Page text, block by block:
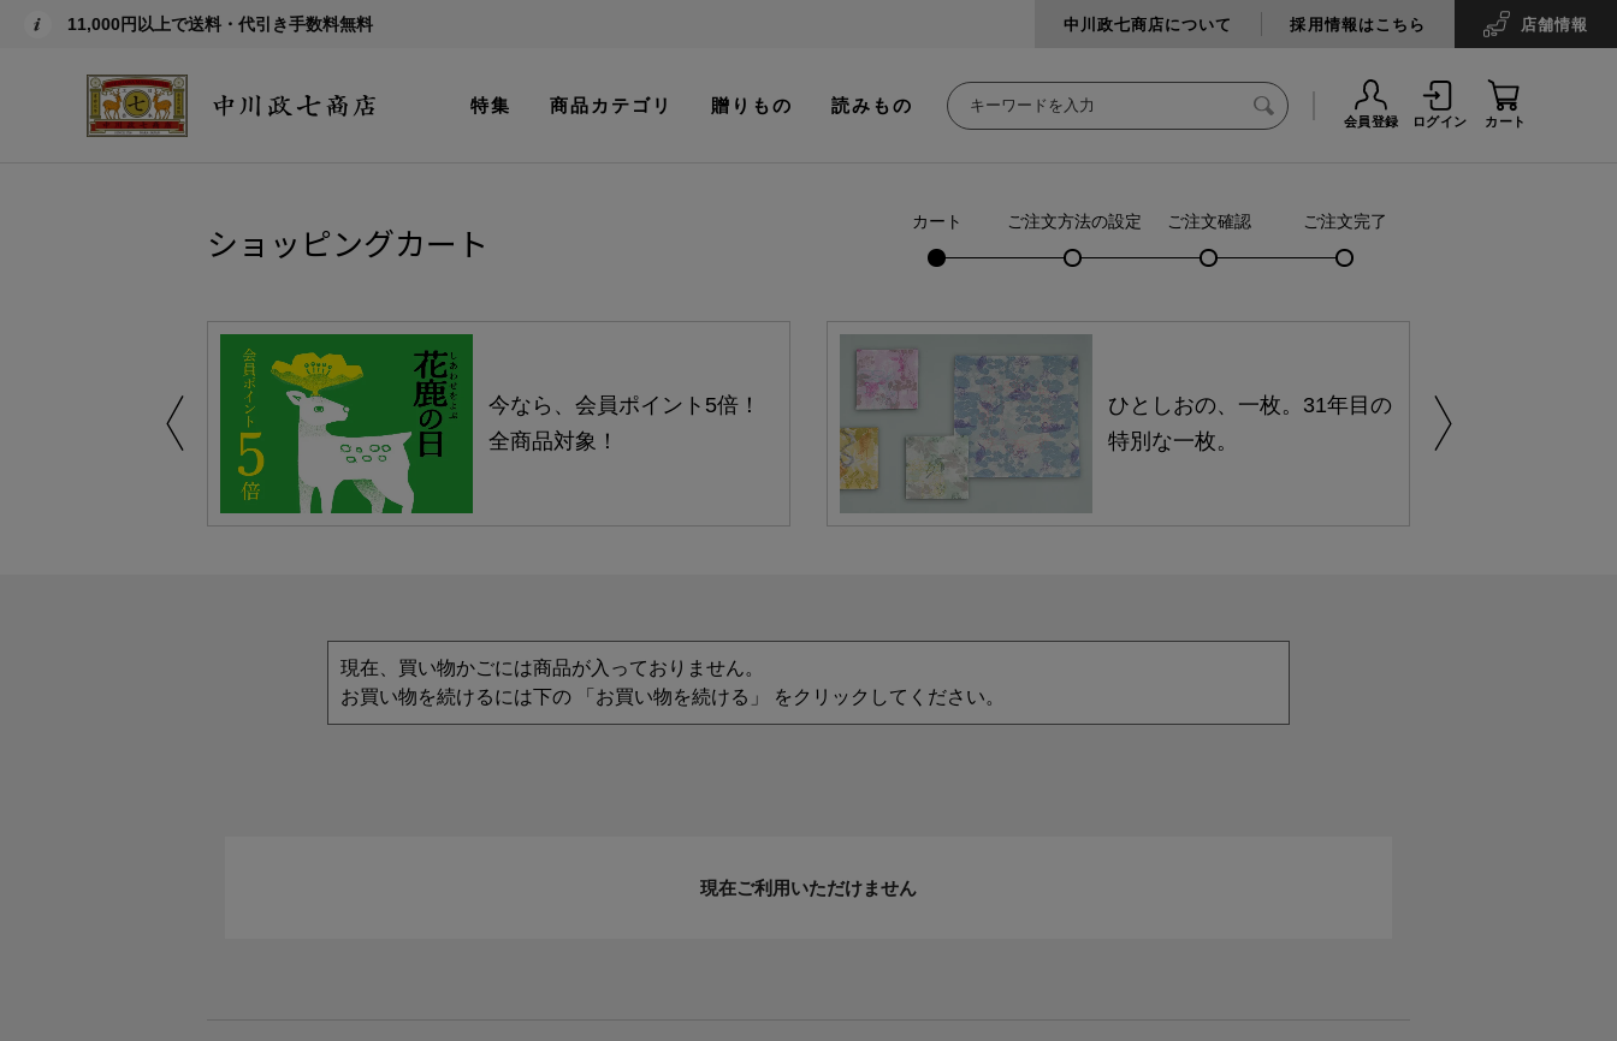
11,000円以上で送料・代引き手数料無料 中川政七商店について 採用情報はこちら 店舗情報
特集 商品カテゴリ 贈りもの 読みもの
会員登録 ログイン カート
ショッピングカート カート ご注文方法の設定 ご注文確認 ご注文完了
今なら、会員ポイント5倍！
全商品対象！
ひとしおの、一枚。31年目の
特別な一枚。
現在、買い物かごには商品が入っておりません。
お買い物を続けるには下の 「お買い物を続ける」 をクリックしてください。
現在ご利用いただけません